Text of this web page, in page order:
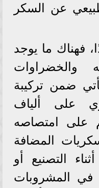
عن السكر
فهناك ما يوجد
والخضراوات
ضمن تركيبة
على ألياف
على امتصاصه
المضافة
التصنيع أو
في المشروبات